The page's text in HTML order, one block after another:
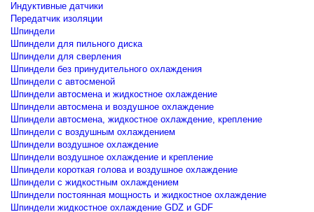
Индуктивные датчики
Передатчик изоляции
Шпиндели
Шпиндели для пильного диска
Шпиндели для сверления
Шпиндели без принудительного охлаждения
Шпиндели с автосменой
Шпиндели автосмена и жидкостное охлаждение
Шпиндели автосмена и воздушное охлаждение
Шпиндели автосмена, жидкостное охлаждение, крепление
Шпиндели с воздушным охлаждением
Шпиндели воздушное охлаждение
Шпиндели воздушное охлаждение и крепление
Шпиндели короткая голова и воздушное охлаждение
Шпиндели с жидкостным охлаждением
Шпиндели постоянная мощность и жидкостное охлаждение
Шпиндели жидкостное охлаждение GDZ и GDF